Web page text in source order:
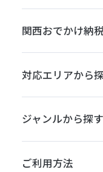
関西おでかけ納
対応エリアから
ジャンルから探す
ご利用方法